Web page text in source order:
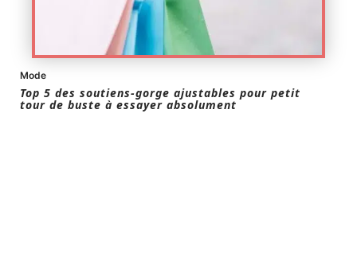
Mode
Top 5 des soutiens-gorge ajustables pour petit
tour de buste à essayer absolument